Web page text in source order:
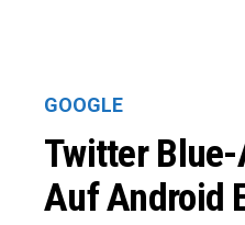
GOOGLE
Twitter
Auf Android